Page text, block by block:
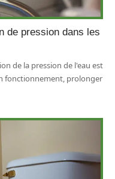
de pression dans les
de la pression de l'eau est
fonctionnement, prolonger